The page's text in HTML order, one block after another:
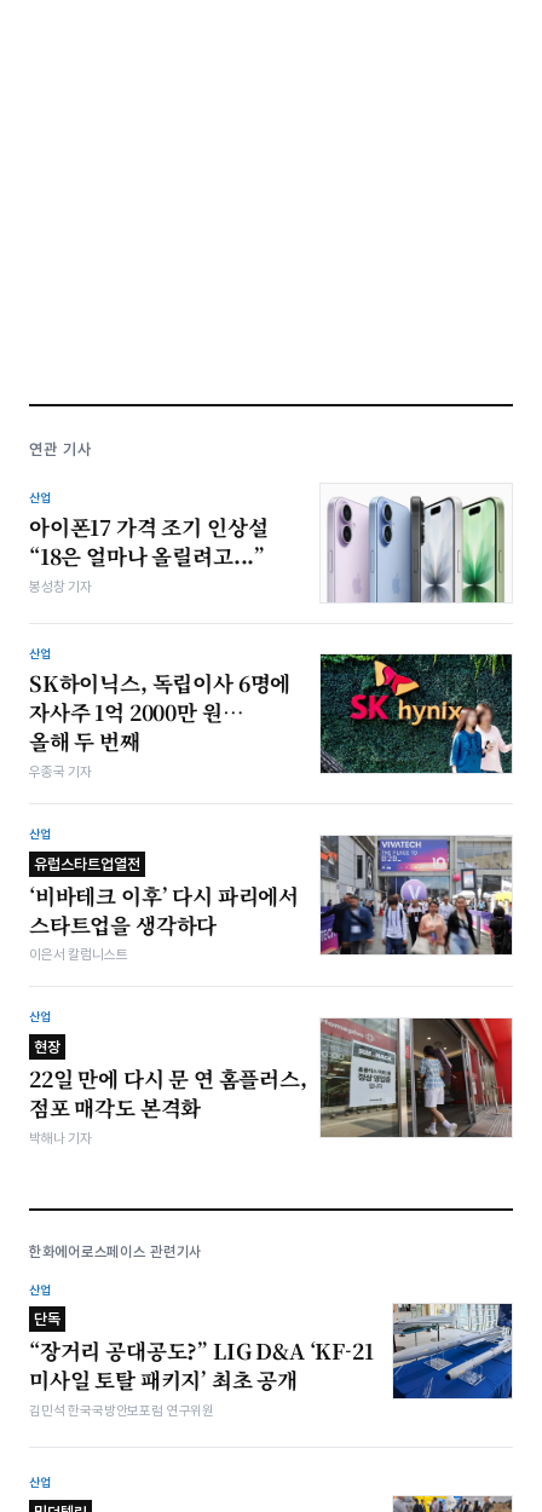
연관 기사
산업
아이폰17 가격 조기 인상설
“18은 얼마나 올릴려고...”
봉성창 기자
산업
SK하이닉스, 독립이사 6명에
자사주 1억 2000만 원…
올해 두 번째
우종국 기자
산업
유럽스타트업열전
‘비바테크 이후’ 다시 파리에서
스타트업을 생각하다
이은서 칼럼니스트
산업
현장
22일 만에 다시 문 연 홈플러스,
점포 매각도 본격화
박해나 기자
한화에어로스페이스 관련기사
산업
단독
“장거리 공대공도?” LIG D&A ‘KF-21
미사일 토탈 패키지’ 최초 공개
김민석 한국국방안보포럼 연구위원
산업